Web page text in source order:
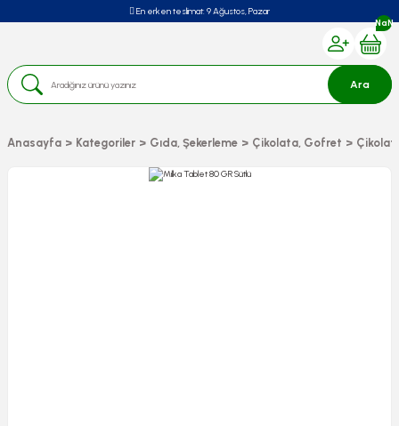
En erken teslimat: 9 Ağustos, Pazar
Ara
NaN
Anasayfa Kategoriler Gıda, Şekerleme Çikolata, Gofret